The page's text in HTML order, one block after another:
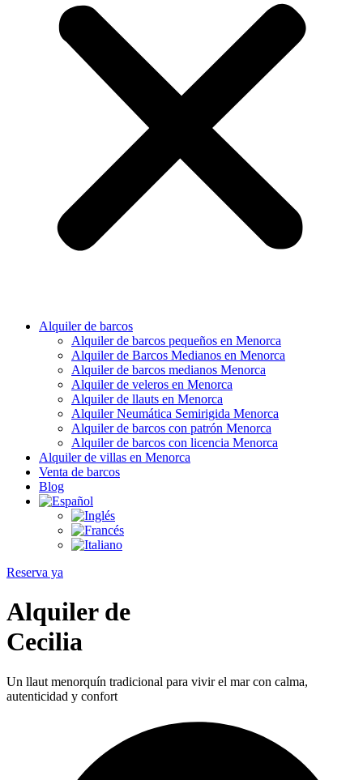
Alquiler de barcos
Alquiler de barcos pequeños en Menorca
Alquiler de Barcos Medianos en Menorca
Alquiler de barcos medianos Menorca
Alquiler de veleros en Menorca
Alquiler de llauts en Menorca
Alquiler Neumática Semirigida Menorca
Alquiler de barcos con patrón Menorca
Alquiler de barcos con licencia Menorca
Alquiler de villas en Menorca
Venta de barcos
Blog
Reserva ya
Alquiler de
Cecilia
Un llaut menorquín tradicional para vivir el mar con calma,
autenticidad y confort